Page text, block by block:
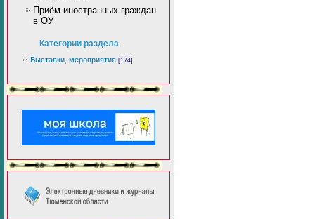
Приём иностранных граждан
в ОУ
Категории раздела
Выставки, мероприятия [174]